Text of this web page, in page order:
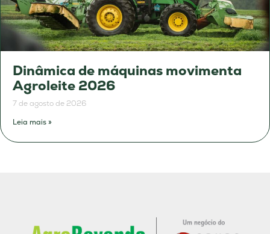
Dinâmica de máquinas movimenta
Agroleite 2026
7 de agosto de 2026
Leia mais »